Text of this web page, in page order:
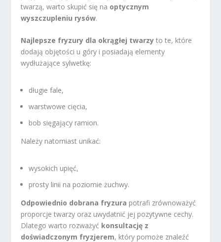
twarzą, warto skupić się na optycznym
wyszczupleniu rysów.
Najlepsze fryzury dla okrągłej twarzy to te, które
dodają objętości u góry i posiadają elementy
wydłużające sylwetkę:
długie fale,
warstwowe cięcia,
bob sięgający ramion.
Należy natomiast unikać:
wysokich upięć,
prosty linii na poziomie żuchwy.
Odpowiednio dobrana fryzura potrafi zrównoważyć
proporcje twarzy oraz uwydatnić jej pozytywne cechy.
Dlatego warto rozważyć konsultację z
doświadczonym fryzjerem, który pomoże znaleźć